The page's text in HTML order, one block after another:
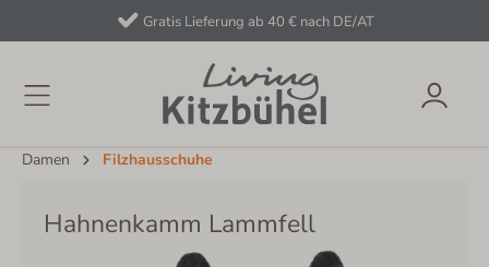
Gratis Lieferung ab 40 € nach DE/AT
Damen Filzhausschuhe
Hahnenkamm Lammfell